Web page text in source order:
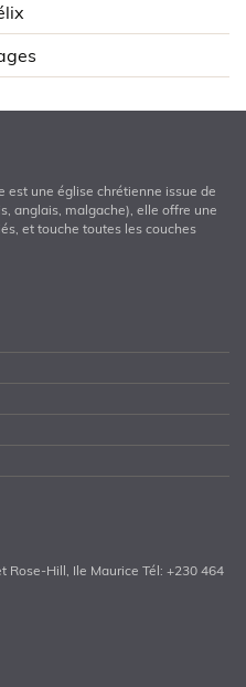
est une église chrétienne issue de
anglais, malgache), elle offre une
et touche toutes les couches
Rose-Hill, Ile Maurice Tél: +230 464